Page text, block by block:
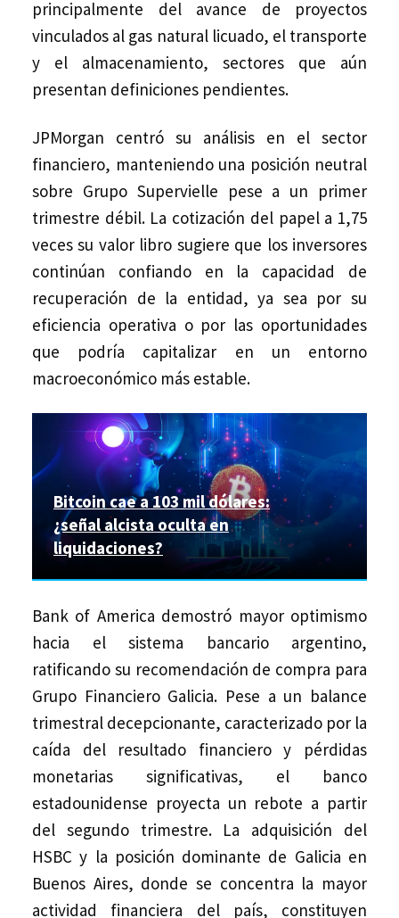
principalmente del avance de proyectos
vinculados al gas natural licuado, el transporte
y el almacenamiento, sectores que aún
presentan definiciones pendientes.
JPMorgan centró su análisis en el sector
financiero, manteniendo una posición neutral
sobre Grupo Supervielle pese a un primer
trimestre débil. La cotización del papel a 1,75
veces su valor libro sugiere que los inversores
continúan confiando en la capacidad de
recuperación de la entidad, ya sea por su
eficiencia operativa o por las oportunidades
que podría capitalizar en un entorno
macroeconómico más estable.
Bitcoin cae a 103 mil dólares:
¿señal alcista oculta en
liquidaciones?
Bank of America demostró mayor optimismo
hacia el sistema bancario argentino,
ratificando su recomendación de compra para
Grupo Financiero Galicia. Pese a un balance
trimestral decepcionante, caracterizado por la
caída del resultado financiero y pérdidas
monetarias significativas, el banco
estadounidense proyecta un rebote a partir
del segundo trimestre. La adquisición del
HSBC y la posición dominante de Galicia en
Buenos Aires, donde se concentra la mayor
actividad financiera del país, constituyen